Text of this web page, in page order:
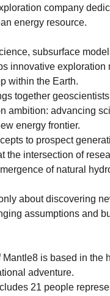
company
energy resource.
subsurface
innovative exploration
within the Earth.
together
ambition: advancing
energy frontier.
to prospect
the intersection of
of natural
about discovering
assumptions and
is based in the
adventure.
21 people